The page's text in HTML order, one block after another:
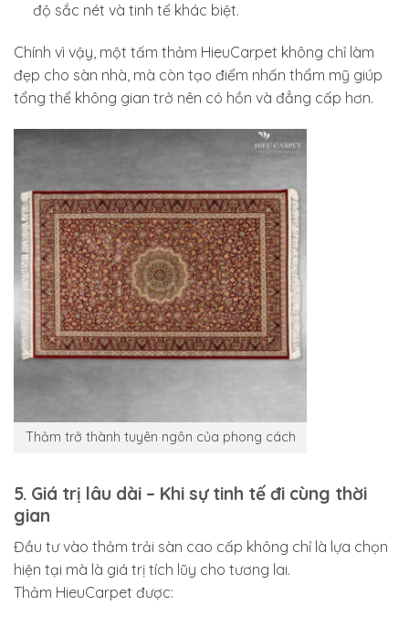
độ sắc nét và tinh tế khác biệt.
Chính vì vậy, một tấm thảm HieuCarpet không chỉ làm
đẹp cho sàn nhà, mà còn tạo điểm nhấn thẩm mỹ giúp
tổng thể không gian trở nên có hồn và đẳng cấp hơn.
Thảm trở thành tuyên ngôn của phong cách
5. Giá trị lâu dài – Khi sự tinh tế đi cùng thời
gian
Đầu tư vào thảm trải sàn cao cấp không chỉ là lựa chọn
hiện tại mà là giá trị tích lũy cho tương lai.
Thảm HieuCarpet được: